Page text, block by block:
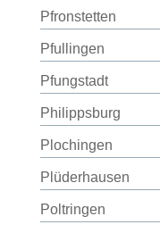
Pfronstetten
Pfullingen
Pfungstadt
Philippsburg
Plochingen
Plüderhausen
Poltringen